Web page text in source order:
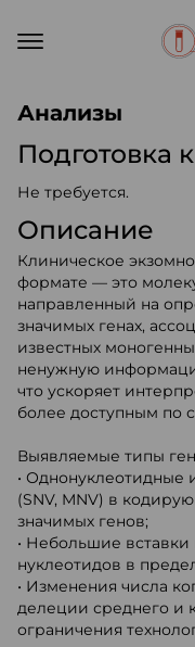
Анализы
Подготовка
Не требуется.
Описание
Клиническое
формате — это
направленный на
значимых генах,
известных
ненужную
что ускоряет
более доступным по
Выявляемые типы
• Однонуклеотидные
(SNV, MNV) в
значимых генов;
• Небольшие
нуклеотидов в
• Изменения числа
делеции среднего и
ограничения